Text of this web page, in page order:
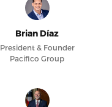
Brian Díaz
President & Founder
Pacifico Group